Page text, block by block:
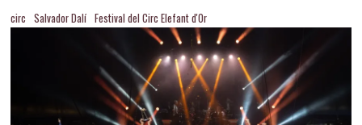
circ Salvador Dalí Festival del Circ Elefant d'Or